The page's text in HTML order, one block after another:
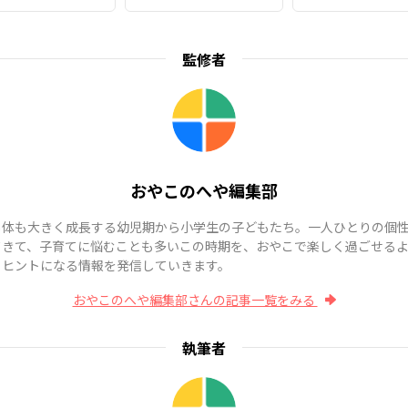
監修者
おやこのへや編集部
も大きく成長する幼児期から小学生の子どもたち。一人ひとりの個
て、子育てに悩むことも多いこの時期を、おやこで楽しく過ごせるよ
ントになる情報を発信していきます。
おやこのへや編集部さんの記事一覧をみる
執筆者